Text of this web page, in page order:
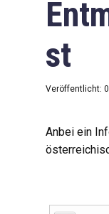
st
Veröffentlicht:
Anbei ein